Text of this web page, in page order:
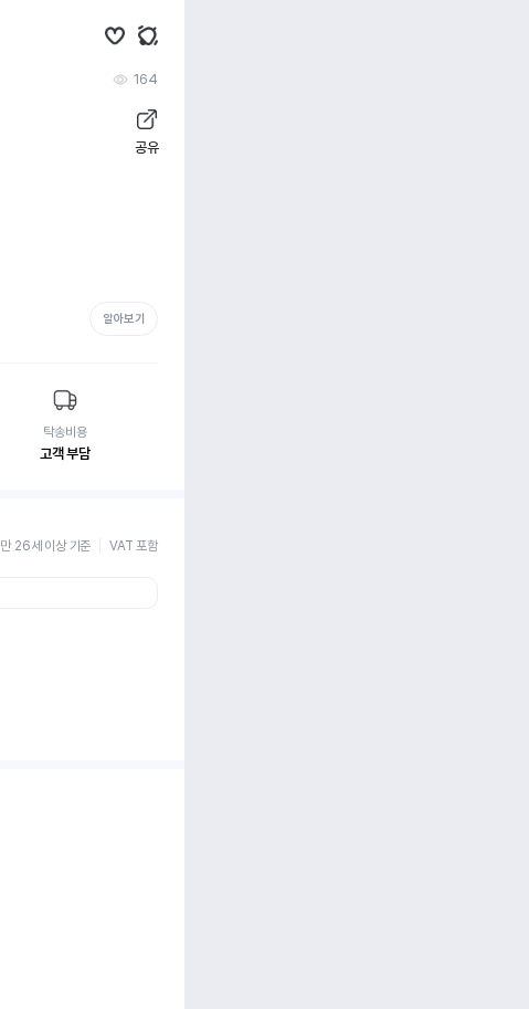
164
공유
알아보기
탁송비용
고객 부담
만 26세 이상 기준 VAT 포함